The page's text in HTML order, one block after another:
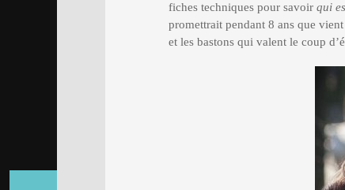
fiches techniques pour savoir qui
promettrait pendant 8 ans que
et les bastons qui valent le coup